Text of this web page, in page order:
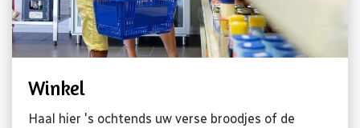
Winkel
Haal hier 's ochtends uw verse broodjes of de